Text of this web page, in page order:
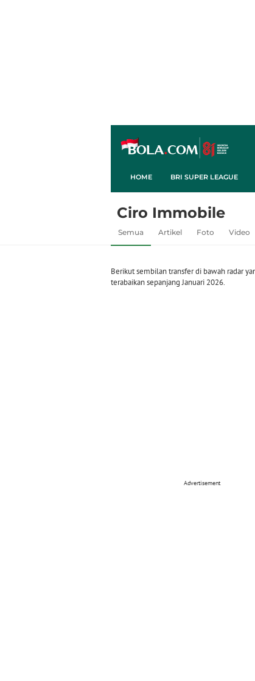
HOME BRI SUPER LEAGUE
Ciro Immobile
Semua Artikel Foto Video
Berikut sembilan transfer di bawah radar
terabaikan sepanjang Januari 2026.
Advertisement